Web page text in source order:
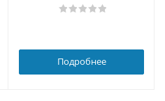
Подробнее